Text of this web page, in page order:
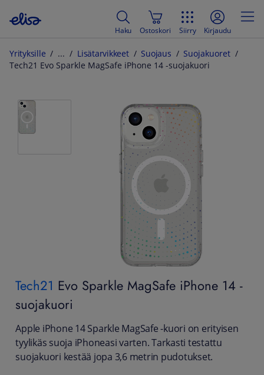
Haku Ostoskori Siirry Kirjaudu
Yrityksille Lisätarvikkeet Suojaus
Suojakuoret
Tech21 Evo Sparkle MagSafe iPhone 14 -suojakuori
Tech21 Evo Sparkle MagSafe iPhone 14 -
suojakuori
Apple iPhone 14 Sparkle MagSafe -kuori on erityisen
tyylikäs suoja iPhoneasi varten. Tarkasti testattu
suojakuori kestää jopa 3,6 metrin pudotukset.